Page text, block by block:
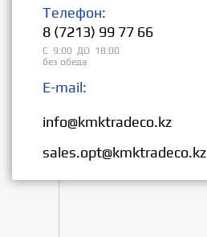
Телефон:
8 (7213) 99 77 66
С 9:00 ДО 18:00
без обеда
E-mail:
info@kmktradeco.kz
sales.opt@kmktradeco.kz